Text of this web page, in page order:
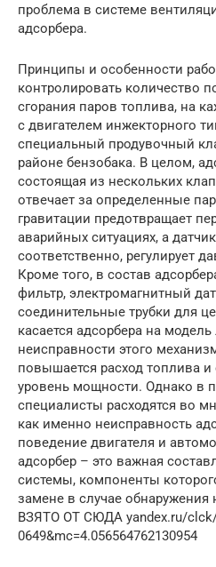
проблема в системе
адсорбера.
Принципы и особенности
контролировать количество
сгорания паров топлива, на
с двигателем инжекторного
специальный продувочный
районе бензобака. В целом,
состоящая из нескольких
отвечает за определенные
гравитации предотвращает
аварийных ситуациях, а
соответственно, регулирует
Кроме того, в состав
фильтр, электромагнитный
соединительные трубки для
касается адсорбера на
неисправности этого
повышается расход топлива
уровень мощности. Однако в
специалисты расходятся во
как именно неисправность
поведение двигателя и
адсорбер – это важная
системы, компоненты
замене в случае обнаружения
ВЗЯТО ОТ СЮДА yandex.ru/
0649&mc=4.056564762130954